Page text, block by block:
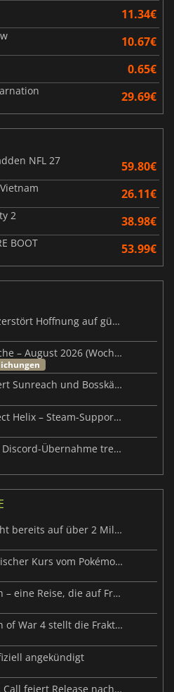
11.34€
10.67€
0.65€
29.69€
NFL 27
59.80€
26.11€
2 38.98€
BOOT 53.99€
Steam Frame: Preis-Leak zerstört Hoffnung auf günstiges VR-Headset
Neue Videospiele der Woche – August 2026 (Woche 32)
Palworld-Update verbessert Sunreach und Bosskämpfe deutlich
Microsoft überdenkt Project Helix – Steam-Support gefährdet
Malware-Karten und eine Discord-Übernahme treffen Meccha Chameleon
Resident Evil Veronica steht bereits auf über 2 Millionen Wunschlisten
Beast of Reincarnation: Frischer Kurs vom Pokémon-Studio
Big Walk ist jetzt erhältlich – eine Reise, die auf Freundschaft basiert
Warhammer 40.000: Dawn of War 4 stellt die Fraktion der Necrons vor
angekündigt
Forsaken Realms: Vahrin’s Call feiert Release nach 10 Jahren